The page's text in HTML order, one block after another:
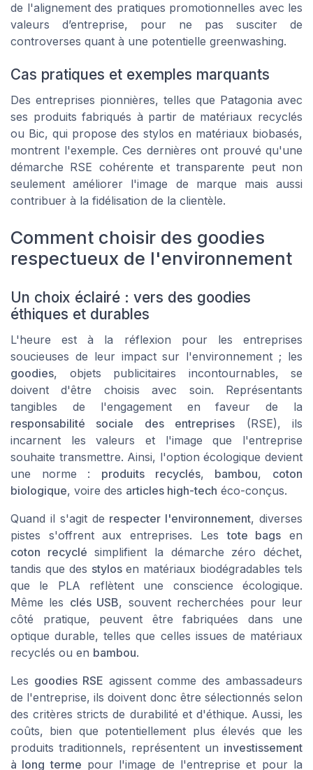
de l'alignement des pratiques promotionnelles avec les
valeurs d’entreprise, pour ne pas susciter de
controverses quant à une potentielle greenwashing.
Cas pratiques et exemples marquants
Des entreprises pionnières, telles que Patagonia avec
ses produits fabriqués à partir de matériaux recyclés
ou Bic, qui propose des stylos en matériaux biobasés,
montrent l'exemple. Ces dernières ont prouvé qu'une
démarche RSE cohérente et transparente peut non
seulement améliorer l'image de marque mais aussi
contribuer à la fidélisation de la clientèle.
Comment choisir des goodies
respectueux de l'environnement
Un choix éclairé : vers des goodies
éthiques et durables
L'heure est à la réflexion pour les entreprises
soucieuses de leur impact sur l'environnement ; les
goodies, objets publicitaires incontournables, se
doivent d'être choisis avec soin. Représentants
tangibles de l'engagement en faveur de la
responsabilité sociale des entreprises (RSE), ils
incarnent les valeurs et l'image que l'entreprise
souhaite transmettre. Ainsi, l'option écologique devient
une norme : produits recyclés, bambou, coton
biologique, voire des articles high-tech éco-conçus.
Quand il s'agit de respecter l'environnement, diverses
pistes s'offrent aux entreprises. Lestote bags en
coton recyclé simplifient la démarche zéro déchet,
tandis que des stylosen matériaux biodégradables tels
que le PLA reflètent une conscience écologique.
Même les clés USB, souvent recherchées pour leur
côté pratique, peuvent être fabriquées dans une
optique durable, telles que celles issues de matériaux
recyclés ou en bambou.
Les goodies RSE agissent comme des ambassadeurs
de l'entreprise, ils doivent donc être sélectionnés selon
des critères stricts de durabilité et d'éthique. Aussi, les
coûts, bien que potentiellement plus élevés que les
produits traditionnels, représentent un investissement
à long terme pour l'image de l'entreprise et pour la